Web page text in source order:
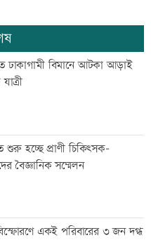
ঢাকাগামী বিমানে আটকা আড়াই
শুরু হচ্ছে প্রাণী চিকিৎসক-
বৈজ্ঞানিক সম্মেলন
একই পরিবারের ৩ জন দগ্ধ